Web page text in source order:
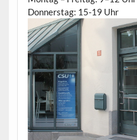
Donnerstag: 15-19 Uhr